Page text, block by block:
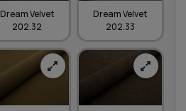
Dream Velvet
202.32
Dream Velvet
202.33